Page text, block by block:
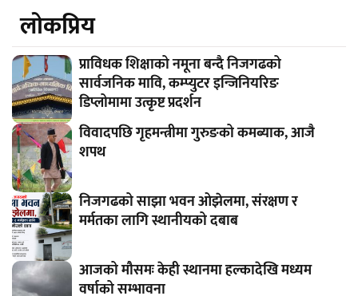
लाेकप्रिय
प्राविधक शिक्षाको नमूना बन्दै निजगढको
सार्वजनिक मावि, कम्प्युटर इन्जिनियरिङ
डिप्लोमामा उत्कृष्ट प्रदर्शन
विवादपछि गृहमन्त्रीमा गुरुङको कमब्याक, आजै
शपथ
निजगढको साझा भवन ओझेलमा, संरक्षण र
मर्मतका लागि स्थानीयको दबाब
आजको मौसमः केही स्थानमा हल्कादेखि मध्यम
वर्षाको सम्भावना